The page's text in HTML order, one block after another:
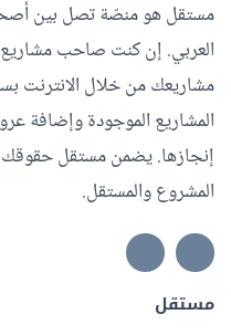
مستقل هو منصّة تصل بين
العربي. إن كنت صاحب
مشاريعك من خلال الانترنت
المشاريع الموجودة وإضافة
إنجازها. يضمن مستقل
المشروع والمستقل.
مستقل